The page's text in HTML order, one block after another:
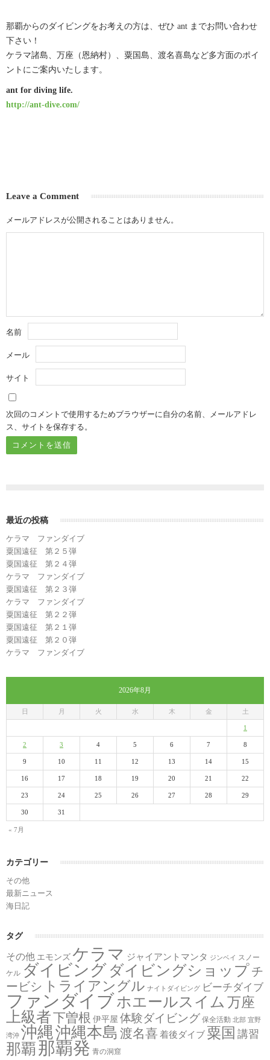
那覇からのダイビングをお考えの方は、ぜひ ant までお問い合わせ
下さい！
ケラマ諸島、万座（恩納村）、粟国島、渡名喜島など多方面のポイ
ントにご案内いたします。
ant for diving life.
http://ant-dive.com/
Leave a Comment
メールアドレスが公開されることはありません。
名前
メール
サイト
次回のコメントで使用するためブラウザーに自分の名前、メールアドレ
ス、サイトを保存する。
最近の投稿
ケラマ ファンダイブ
粟国遠征 第２５弾
粟国遠征 第２４弾
ケラマ ファンダイブ
粟国遠征 第２３弾
ケラマ ファンダイブ
粟国遠征 第２２弾
粟国遠征 第２１弾
粟国遠征 第２０弾
ケラマ ファンダイブ
2026年8月
日 月 火 水 木 金 土
« 7月
1
2 3 4 5 6 7 8
9 10 11 12 13 14 15
16 17 18 19 20 21 22
23 24 25 26 27 28 29
30 31
カテゴリー
その他
最新ニュース
海日記
タグ
その他 エモンズ ケラマ ジャイアントマンタ ジンベイ
スノー
ケル ダイビング ダイビングショップチ
ービシ
トライアングル ナイトダイビング ビーチダイブ
ファンダイブホエールスイム 万座
上級者下曽根 伊平屋 体験ダイビング 保全活動 北部 宜野
湾沖 沖縄沖縄本島 渡名喜 着後ダイブ 粟国 講習
那覇 那覇発 青の洞窟